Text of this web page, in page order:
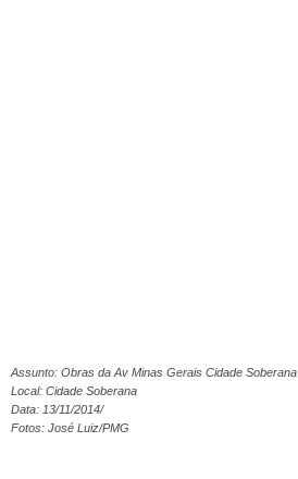
Assunto: Obras da Av Minas Gerais Cidade Soberana
Local: Cidade Soberana
Data: 13/11/2014/
Fotos: José Luiz/PMG